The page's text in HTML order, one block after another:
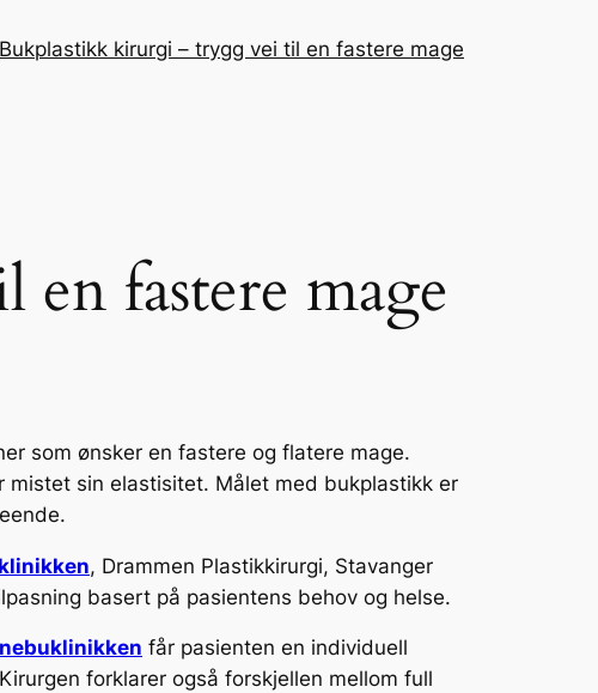
Bukplastikk kirurgi – trygg vei til en fastere mage
fastere mage
som ønsker en fastere og flatere mage.
sin elastisitet. Målet med bukplastikk er
, Drammen Plastikkirurgi, Stavanger
basert på pasientens behov og helse.
får pasienten en individuell
forklarer også forskjellen mellom full